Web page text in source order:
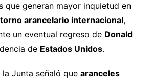
que generan mayor inquietud en
arancelario internacional,
un eventual regreso de Donald
de Estados Unidos.
Junta señaló que aranceles